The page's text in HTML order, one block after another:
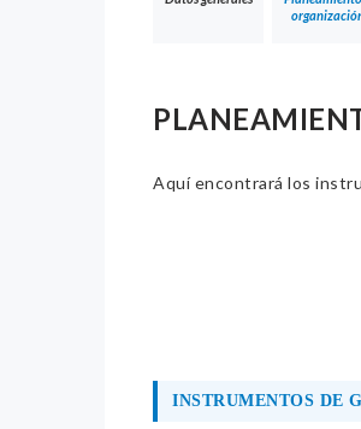
Aquí encontrará los
INSTRUMENTOS DE